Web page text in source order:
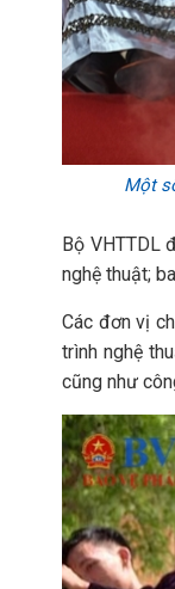
Một
Bộ VHTTDL
nghệ thuật;
Các đơn vị
trình nghệ
cũng như